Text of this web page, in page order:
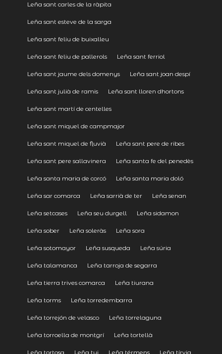
Leña sant carles de la ràpita
Leña sant esteve de la sarga
Leña sant feliu de buixalleu
Leña sant feliu de pallerols Leña sant ferriol
Leña sant jaume dels domenys Leña sant joan despí
Leña sant julià de ramis Leña sant lloren dhortons
Leña sant martí de centelles
Leña sant miquel de campmajor
Leña sant miquel de fluvià Leña sant pere de ribes
Leña sant pere sallavinera Leña santa fe del penedès
Leña santa maria de corcó Leña santa maria doló
Leña sar comarca Leña sarrià de ter Leña senan
Leña setcases Leña seu durgell Leña sidamon
Leña sober Leña soleràs Leña sora
Leña sotomayor Leña susqueda Leña súria
Leña talamanca Leña tarroja de segarra
Leña tierra trives comarca Leña tiurana
Leña torms Leña torredembarra
Leña torrejón de velasco Leña torrelaguna
Leña torroella de montgrí Leña tortellà
Leña tortosa Leña tui Leña térmens Leña tírvia